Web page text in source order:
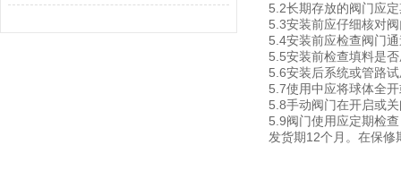
5.2长期存放的阀门应
5.3安装前应仔细核对
5.4安装前应检查阀门
5.5安装前检查填料是
5.6安装后系统或管路
5.7使用中应将球体全
5.8手动阀门在开启或
5.9阀门使用应定期检
发货期12个月。在保